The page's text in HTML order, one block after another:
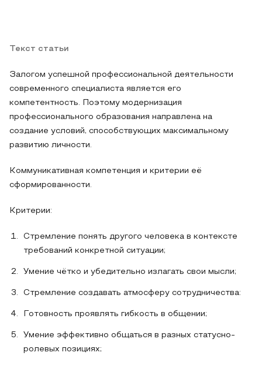
Текст статьи
Залогом успешной профессиональной деятельности
современного специалиста является его
компетентность. Поэтому модернизация
профессионального образования направлена на
создание условий, способствующих максимальному
развитию личности.
Коммуникативная компетенция и критерии её
сформированности.
Критерии:
Стремление понять другого человека в контексте
требований конкретной ситуации;
Умение чётко и убедительно излагать свои мысли;
Стремление создавать атмосферу сотрудничества:
Готовность проявлять гибкость в общении;
Умение эффективно общаться в разных статусно-
ролевых позициях;